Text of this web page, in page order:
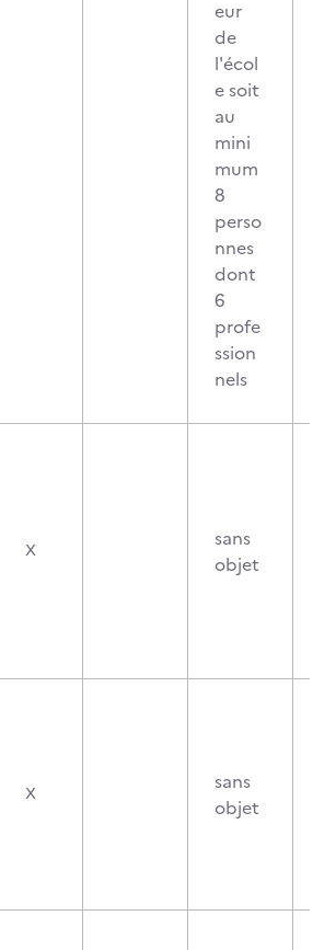
eur
de
l'écol
e soit
au
mini
mum
8
perso
nnes
dont
6
profe
ssion
nels
X
sans
objet
X
sans
objet